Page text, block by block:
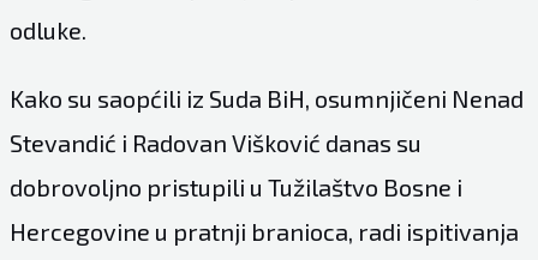
odluke.
Kako su saopćili iz Suda BiH, osumnjičeni Nenad
Stevandić i Radovan Višković danas su
dobrovoljno pristupili u Tužilaštvo Bosne i
Hercegovine u pratnji branioca, radi ispitivanja